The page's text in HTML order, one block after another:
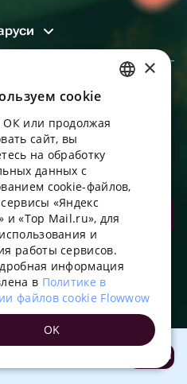
бонусов за покупки и
д. 9, помещение 2/3
заказ!
в приложении!
Открыть
ENGLISH
UKRAINIAN
PORTUGUESE
FRENCH
TURKISH
POLISH
×
сookie
или продолжая
сайт, вы
на обработку
данных с
cookie-файлов,
«Яндекс
и «Top Mail.ru», для
и
работы сервисов.
информация
в Политике в
файлов cookie Flowwow
OK